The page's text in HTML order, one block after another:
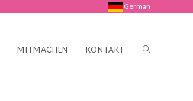
German
MITMACHEN KONTAKT